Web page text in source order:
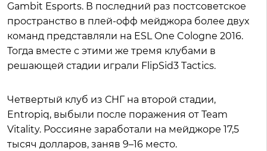
Gambit Esports. В последний раз постсоветское
пространство в плей-офф мейджора более двух
команд представляли на ESL One Cologne 2016.
Тогда вместе с этими же тремя клубами в
решающей стадии играли FlipSid3 Tactics.
Четвертый клуб из СНГ на второй стадии,
Entropiq, выбыли после поражения от Team
Vitality. Россияне заработали на мейджоре 17,5
тысяч долларов, заняв 9–16 место.